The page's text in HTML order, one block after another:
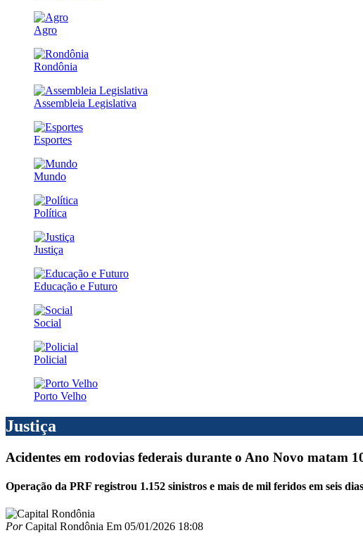
Agro
Rondônia
Assembleia Legislativa
Esportes
Mundo
Política
Justiça
Educação e Futuro
Social
Policial
Porto Velho
Justiça
Acidentes em rodovias federais durante o Ano Novo matam
Operação da PRF registrou 1.152 sinistros e mais de mil feridos em seis
PorCapital Rondônia Em 05/01/2026 18:08